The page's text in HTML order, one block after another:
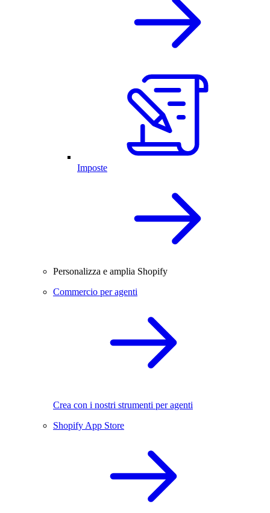
Imposte
Personalizza e amplia Shopify
Commercio per agenti
Crea con i nostri strumenti per agenti
Shopify App Store